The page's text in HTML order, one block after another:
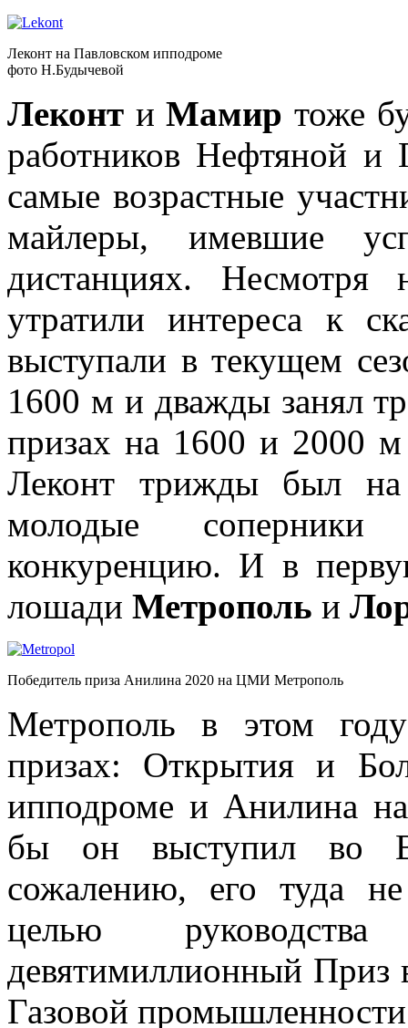
Леконт на Павловском ипподроме
фото Н.Будычевой
Леконт иМамир тоже
работников Нефтяной и
самые возрастные
майлеры, имевшие
дистанциях.
утратили интереса к
выступали в текущем
1600 м и дважды занял
призах на 1600 и 2000
Леконт трижды был
молодые
конкуренцию. И в
лошади Метрополь и
Победитель приза Анилина 2020 на ЦМИ Метрополь
Метрополь в этом
призах: Открытия и
ипподроме и Анилина
бы он выступил во
сожалению, его туда
целью
девятимиллионный Приз
Газовой